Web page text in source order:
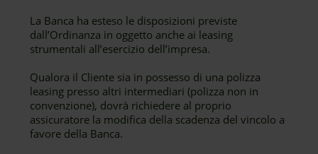
La Banca ha esteso le disposizioni previste
dall’Ordinanza in oggetto anche ai leasing
strumentali all’esercizio dell’impresa.
Qualora il Cliente sia in possesso di una polizza
leasing presso altri intermediari (polizza non in
convenzione), dovrà richiedere al proprio
assicuratore la modifica della scadenza del vincolo a
favore della Banca.